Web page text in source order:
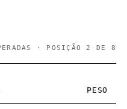
· POSIÇÃO 2 DE 8
PESO